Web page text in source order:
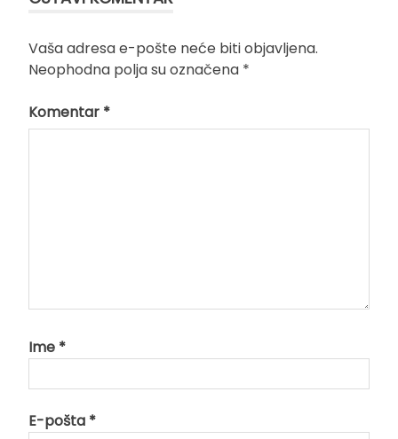
Vaša adresa e-pošte neće biti objavljena.
Neophodna polja su označena *
Komentar *
Ime *
E-pošta *